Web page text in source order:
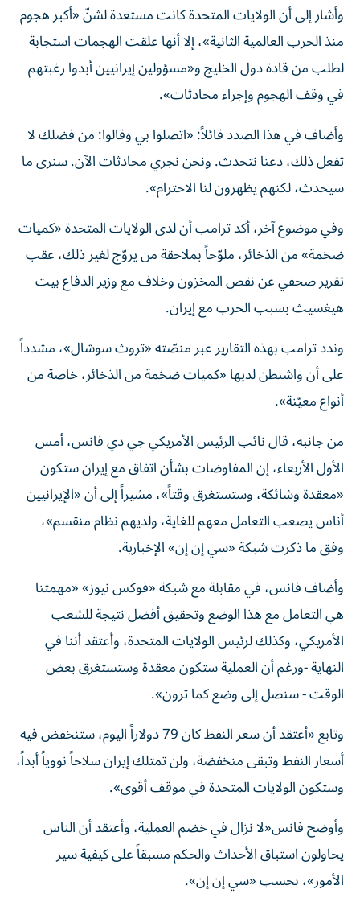
وأشار إلى أن الولايات المتحدة كانت مستعدة لشنّ «أكبر هجوم
منذ الحرب العالمية الثانية»، إلا أنها علقت الهجمات استجابة
لطلب من قادة دول الخليج و«مسؤولين إيرانيين أبدوا رغبتهم
في وقف الهجوم وإجراء محادثات».
وأضاف في هذا الصدد قائلاً: «اتصلوا بي وقالوا: من فضلك لا
تفعل ذلك، دعنا نتحدث. ونحن نجري محادثات الآن. سنرى ما
سيحدث، لكنهم يظهرون لنا الاحترام».
وفي موضوع آخر، أكد ترامب أن لدى الولايات المتحدة «كميات
ضخمة» من الذخائر، ملوّحاً بملاحقة من يروّج لغير ذلك، عقب
تقرير صحفي عن نقص المخزون وخلاف مع وزير الدفاع بيت
هيغسيث بسبب الحرب مع إيران.
وندد ترامب بهذه التقارير عبر منصّته «تروث سوشال»، مشدداً
على أن واشنطن لديها «كميات ضخمة من الذخائر، خاصة من
أنواع معيّنة».
من جانبه، قال نائب الرئيس الأمريكي جي دي فانس، أمس
الأول الأربعاء، إن المفاوضات بشأن اتفاق مع إيران ستكون
«معقدة وشائكة، وستستغرق وقتاً»، مشيراً إلى أن «الإيرانيين
أناس يصعب التعامل معهم للغاية، ولديهم نظام منقسم»،
وفق ما ذكرت شبكة «سي إن إن» الإخبارية.
وأضاف فانس، في مقابلة مع شبكة «فوكس نيوز» «مهمتنا
هي التعامل مع هذا الوضع وتحقيق أفضل نتيجة للشعب
الأمريكي، وكذلك لرئيس الولايات المتحدة، وأعتقد أننا في
النهاية -ورغم أن العملية ستكون معقدة وستستغرق بعض
الوقت - سنصل إلى وضع كما ترون».
وتابع «أعتقد أن سعر النفط كان 79 دولاراً اليوم، ستنخفض فيه
أسعار النفط وتبقى منخفضة، ولن تمتلك إيران سلاحاً نووياً أبداً،
وستكون الولايات المتحدة في موقف أقوى».
وأوضح فانس«لا نزال في خضم العملية، وأعتقد أن الناس
يحاولون استباق الأحداث والحكم مسبقاً على كيفية سير
الأمور»، بحسب «سي إن إن».